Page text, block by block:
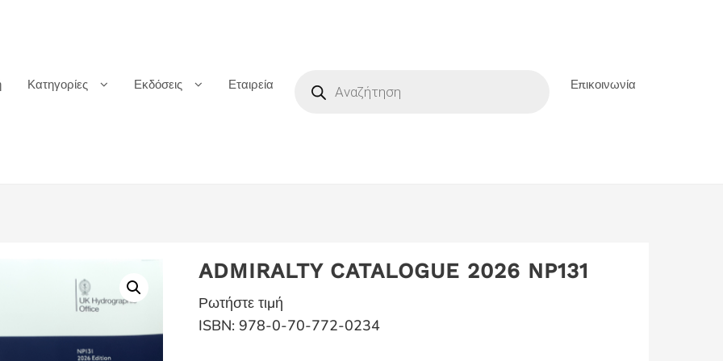
Κατηγορίες Εκδόσεις Εταιρεία search Επικοινωνία
ADMIRALTY CATALOGUE 2026 NP131
Ρωτήστε τιμή
ISBN: 978-0-70-772-0234